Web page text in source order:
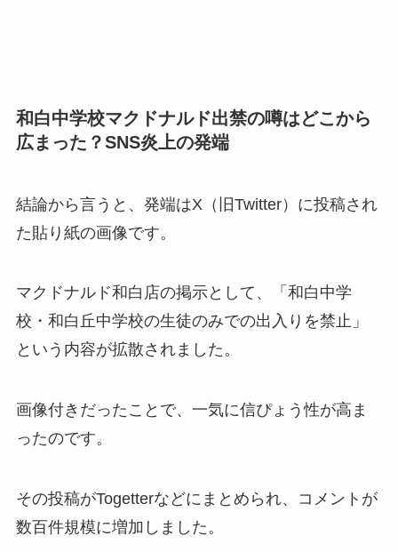
和白中学校マクドナルド出禁の噂はどこから
広まった？SNS炎上の発端
結論から言うと、発端はX（旧Twitter）に投稿され
た貼り紙の画像です。
マクドナルド和白店の掲示として、「和白中学
校・和白丘中学校の生徒のみでの出入りを禁止」
という内容が拡散されました。
画像付きだったことで、一気に信ぴょう性が高ま
ったのです。
その投稿がTogetterなどにまとめられ、コメントが
数百件規模に増加しました。